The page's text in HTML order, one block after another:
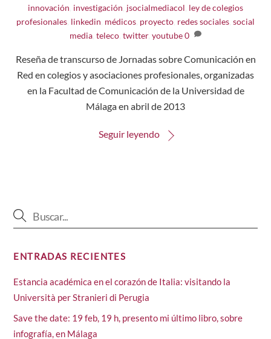
innovación investigación jsocialmediacol ley de colegios
profesionales linkedin médicos proyecto redes sociales social
media ,teleco ,twitter,youtube0
Reseña de transcurso de Jornadas sobre Comunicación en
Red en colegios y asociaciones profesionales, organizadas
en la Facultad de Comunicación de la Universidad de
Málaga en abril de 2013
Seguir leyendo
ENTRADAS RECIENTES
Estancia académica en el corazón de Italia: visitando la
Università per Stranieri di Perugia
Save the date: 19 feb, 19 h, presento mi último libro, sobre
infografía, en Málaga